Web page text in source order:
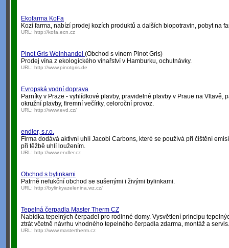
Ekofarma KoFa
Kozí farma, nabízí prodej kozích produktů a dalších biopotravin, pobyt na
URL: http://kofa.ecn.cz
Pinot Gris Weinhandel (Obchod s vínem Pinot Gris)
Prodej vína z ekologického vinařství v Hamburku, ochutnávky.
URL: http://www.pinotgris.de
Evropská vodní doprava
Parníky v Praze - vyhlídkové plavby, pravidelné plavby v Praue na Vltavě,
okružní plavby, firemní večírky, celoroční provoz.
URL: http://www.evd.cz/
endler, s.r.o.
Firma dodává aktivní uhlí Jacobi Carbons, které se používá při čištění
při těžbě uhlí loužením.
URL: http://www.endler.cz
Obchod s bylinkami
Patrně nefukční obchod se sušenými i živými bylinkami.
URL: http://bylinkyazelenina.wz.cz/
Tepelná čerpadla Master Therm CZ
Nabídka tepelných čerpadel pro rodinné domy. Vysvětlení principu
ztrát včetně návrhu vhodného tepelného čerpadla zdarma, montáž a servis.
URL: http://www.mastertherm.cz